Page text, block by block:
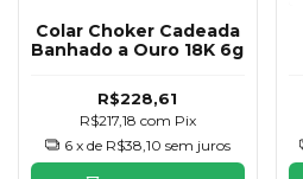
Colar Choker Cadeada
Banhado a Ouro 18K 6g
R$228,61
R$217,18 com Pix
6 x de R$38,10 sem juros